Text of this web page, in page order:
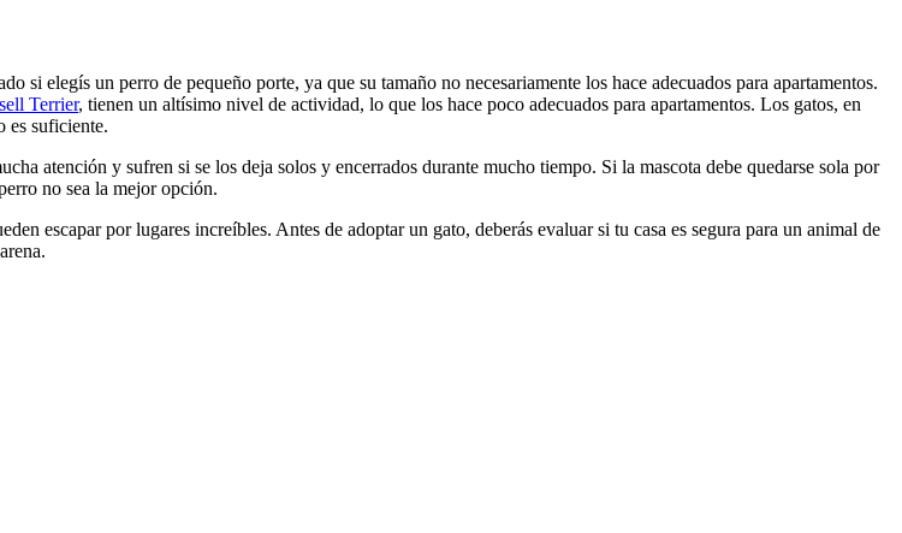
si elegís un perro de pequeño porte, ya que su tamaño no necesariamente los hace adecuados para apartamentos.
Terrier, tienen un altísimo nivel de actividad, lo que los hace poco adecuados para apartamentos. Los gatos, en
es suficiente.
atención y sufren si se los deja solos y encerrados durante mucho tiempo. Si la mascota debe quedarse sola por
no sea la mejor opción.
escapar por lugares increíbles. Antes de adoptar un gato, deberás evaluar si tu casa es segura para un animal de